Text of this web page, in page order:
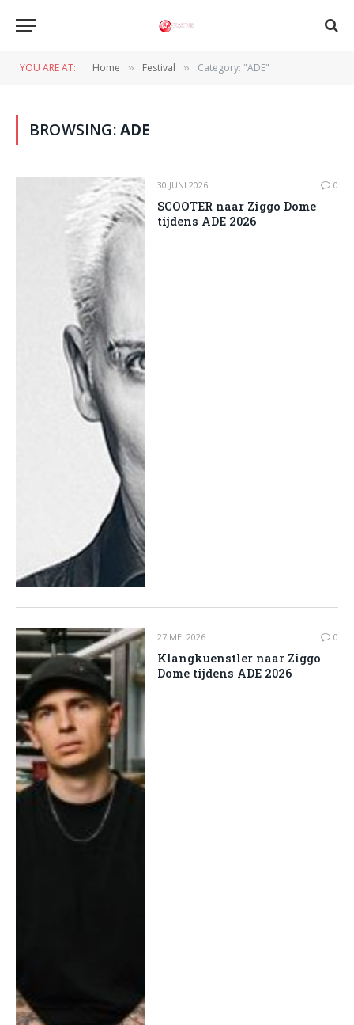
YOU ARE AT: Home » Festival » Category: "ADE"
BROWSING:ADE
30 JUNI 2026 0
SCOOTER naar Ziggo Dome
tijdens ADE 2026
27 MEI 2026 0
Klangkuenstler naar Ziggo
Dome tijdens ADE 2026